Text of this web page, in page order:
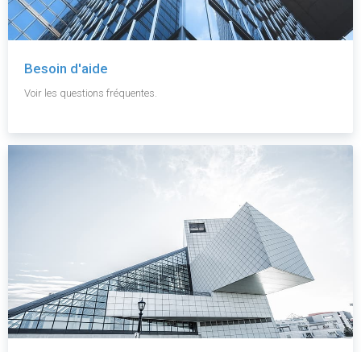
Besoin d'aide
Voir les questions fréquentes.